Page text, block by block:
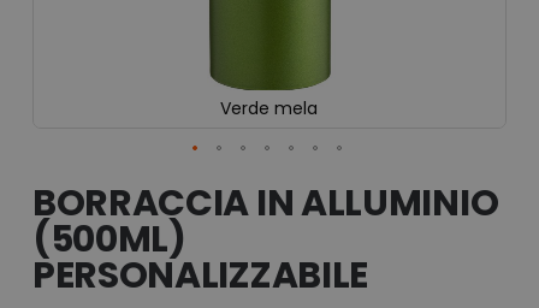
Verde mela
all'inizio
della
galleria
di
immagini
BORRACCIA IN ALLUMINIO
(500ML)